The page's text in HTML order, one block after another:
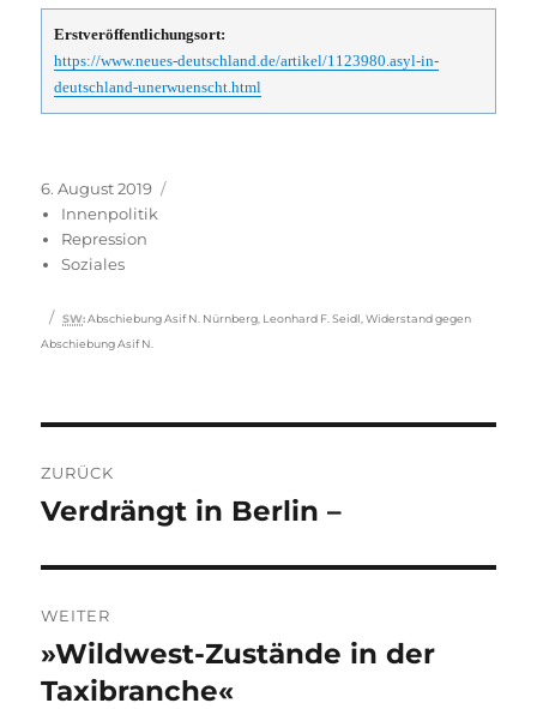
Erstveröffentlichungsort:
https://www.neues-deutschland.de/artikel/1123980.asyl-in-
deutschland-unerwuenscht.html
Veröffentlicht
am
6. August 2019
Innenpolitik
Repression
Soziales
Schlagwörter
SW: Abschiebung Asif N. Nürnberg Leonhard F. Seidl ,Widerstand gegen
Abschiebung Asif N.
ZURÜCK
Vorheriger
Verdrängt in Berlin –
WEITER
Nächster
Beitrag:
»Wildwest-Zustände in der
Taxibranche«